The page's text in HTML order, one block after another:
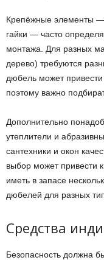
Крепёжные элементы
гайки — часто
монтажа. Для разных
дерево) требуются
дюбель может
поэтому важно
Дополнительно
утеплители и
сантехники и окон
выбор может привести
иметь в запасе
дюбелей для разных
Средства
Безопасность должна